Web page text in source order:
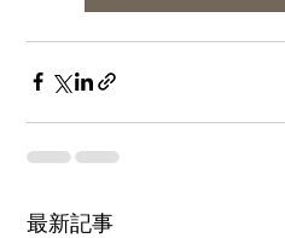
最新記事